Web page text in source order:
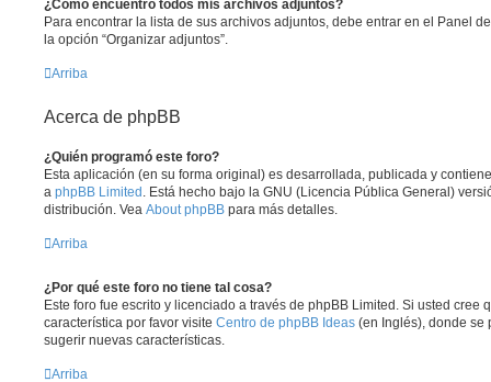
¿Cómo encuentro todos mis archivos adjuntos?
Para encontrar la lista de sus archivos adjuntos, debe entrar en el Panel
la opción “Organizar adjuntos”.
Arriba
Acerca de phpBB
¿Quién programó este foro?
Esta aplicación (en su forma original) es desarrollada, publicada y
a phpBB Limited . Está hecho bajo la GNU (Licencia Pública General)
distribución. Vea About phpBB para más detalles.
Arriba
¿Por qué este foro no tiene tal cosa?
Este foro fue escrito y licenciado a través de phpBB Limited. Si usted cree
característica por favor visite Centro de phpBB Ideas (en Inglés), donde se
sugerir nuevas características.
Arriba